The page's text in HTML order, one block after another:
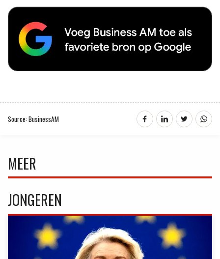
Source: BusinessAM
MEER
JONGEREN